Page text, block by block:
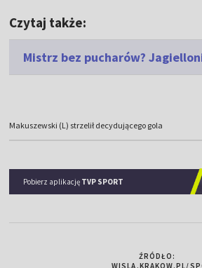
Czytaj także:
Mistrz bez pucharów?
Makuszewski (L) strzelił decydującego gola
Pobierz aplikację TVP SPORT
ŹRÓDŁO:
WISLA.KRAKOW.PL/